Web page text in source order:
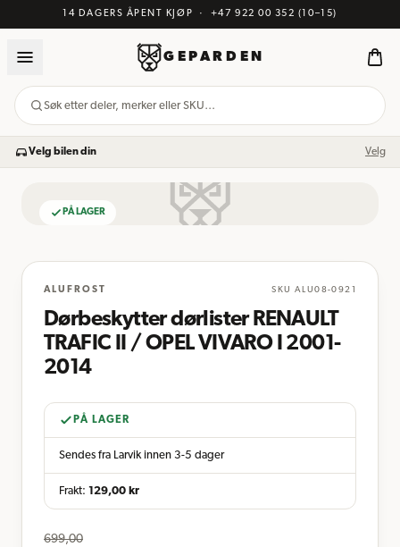
14 DAGERS ÅPENT KJØP · +47 922 00 352 (10–15)
GEPARDEN
Søk etter deler, merker eller SKU…
Velg bilen din Velg
PÅ LAGER
ALUFROST SKU ALU08-0921
Dørbeskytter dørlister RENAULT
TRAFIC II / OPEL VIVARO I 2001-
2014
PÅ LAGER
Sendes fra Larvik innen 3-5 dager
Frakt: 129,00 kr
699,00